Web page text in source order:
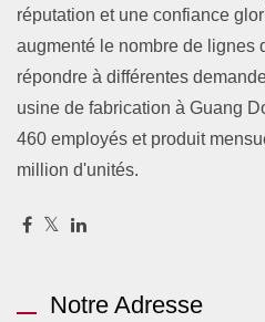
réputation et une confiance
augmenté le nombre de lignes
répondre à différentes
usine de fabrication à Guang
460 employés et produit
million d'unités.
Notre Adresse